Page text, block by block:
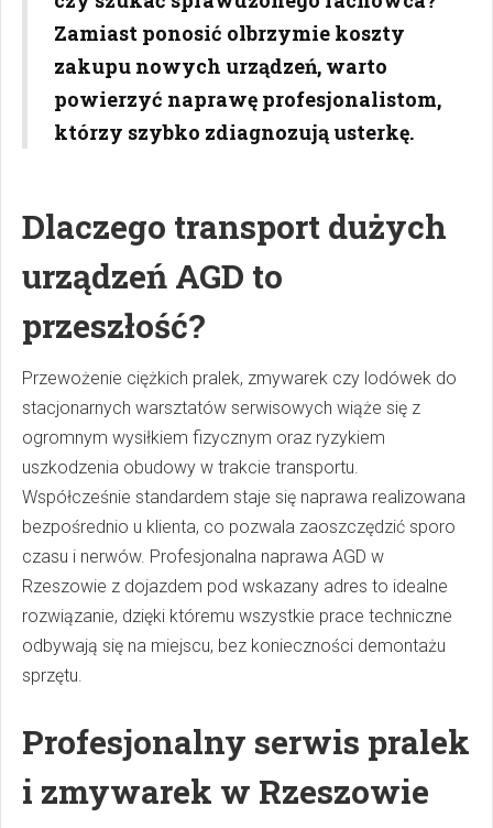
Zamiast ponosić olbrzymie koszty
zakupu nowych urządzeń, warto
powierzyć naprawę profesjonalistom,
którzy szybko zdiagnozują usterkę.
Dlaczego transport dużych
urządzeń AGD to
przeszłość?
Przewożenie ciężkich pralek, zmywarek czy lodówek do
stacjonarnych warsztatów serwisowych wiąże się z
ogromnym wysiłkiem fizycznym oraz ryzykiem
uszkodzenia obudowy w trakcie transportu.
Współcześnie standardem staje się naprawa realizowana
bezpośrednio u klienta, co pozwala zaoszczędzić sporo
czasu i nerwów. Profesjonalna naprawa AGD w
Rzeszowie z dojazdem pod wskazany adres to idealne
rozwiązanie, dzięki któremu wszystkie prace techniczne
odbywają się na miejscu, bez konieczności demontażu
sprzętu.
Profesjonalny serwis pralek
i zmywarek w Rzeszowie